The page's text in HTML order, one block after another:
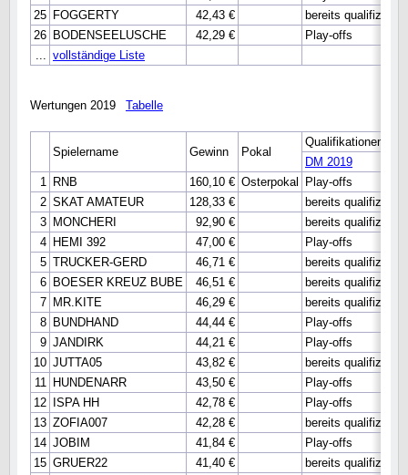
25 FOGGERTY 42,43 €
bereits qualifiziert
26 BODENSEELUSCHE 42,29 €
Play-offs
... vollständige Liste
Wertungen 2019 Tabelle
Spielername Gewinn Pokal
Qualifikationen
DM 2019
1 RNB 160,10 € Osterpokal Play-offs
2 SKAT AMATEUR 128,33 € bereits qualifiziert
3 MONCHERI 92,90 € bereits qualifiziert
4 HEMI 392 47,00 € Play-offs
5 TRUCKER-GERD 46,71 € bereits qualifiziert
6 BOESER KREUZ BUBE 46,51 € bereits qualifiziert
7 MR.KITE 46,29 €
bereits qualifiziert
8 BUNDHAND 44,44 €
Play-offs
9 JANDIRK 44,21 €
Play-offs
10 JUTTA05 43,82 €
bereits qualifiziert
11 HUNDENARR 43,50 €
Play-offs
12
ISPA HH 42,78 €
Play-offs
13 ZOFIA007 42,28 €
bereits qualifiziert
14 JOBIM 41,84 €
Play-offs
15 GRUER22 41,40 €
bereits qualifiziert